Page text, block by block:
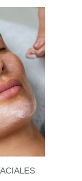
sabemos que
a secar o en el